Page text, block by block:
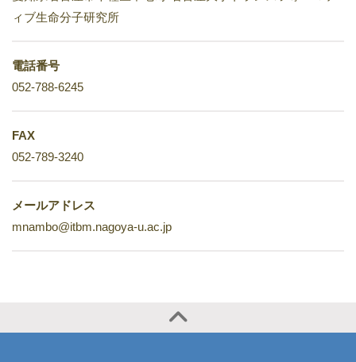
ィブ生命分子研究所
電話番号
052-788-6245
FAX
052-789-3240
メールアドレス
mnambo@itbm.nagoya-u.ac.jp